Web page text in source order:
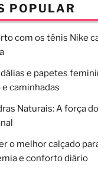
POPULAR
com os tênis Nike
e papetes
caminhadas
Naturais: A força do
o melhor calçado
e conforto diário